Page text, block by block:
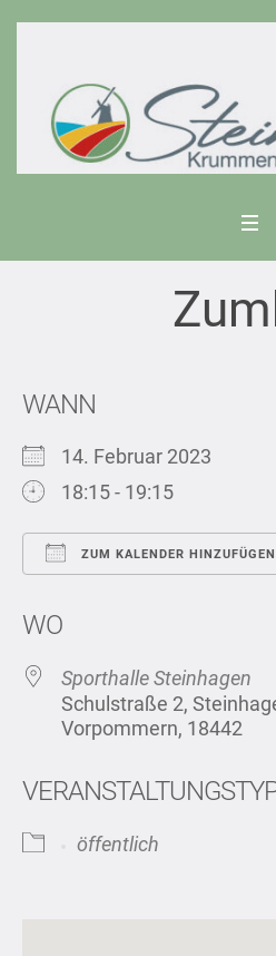
WANN
14. Februar 2023
18:15 - 19:15
ZUM KALENDER HINZUFÜGEN
WO
Sporthalle Steinhagen
Schulstraße 2,
Vorpommern, 18442
öffentlich